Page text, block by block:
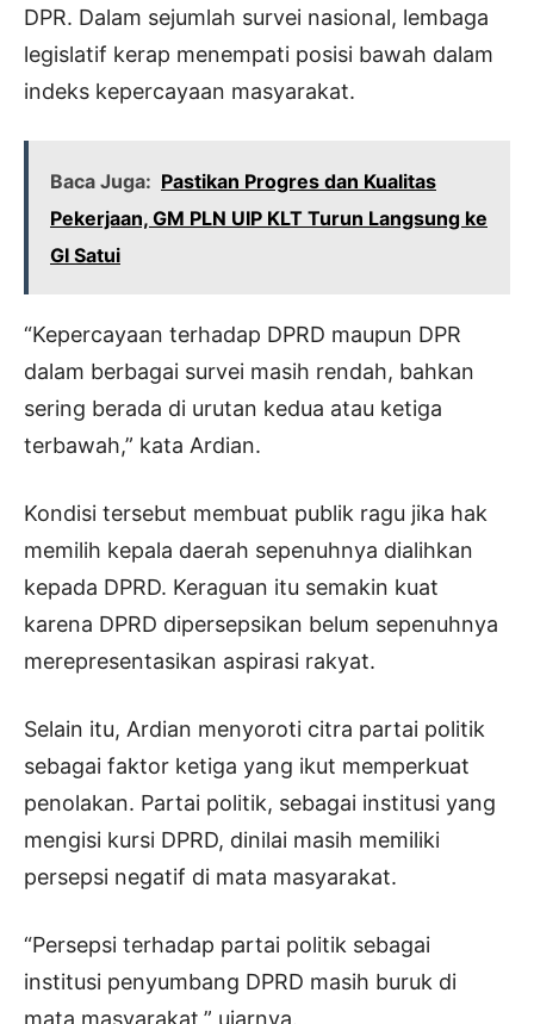
DPR. Dalam sejumlah survei nasional, lembaga
legislatif kerap menempati posisi bawah dalam
indeks kepercayaan masyarakat.
Baca Juga: Pastikan Progres dan Kualitas
Pekerjaan, GM PLN UIP KLT Turun Langsung ke
GI Satui
“Kepercayaan terhadap DPRD maupun DPR
dalam berbagai survei masih rendah, bahkan
sering berada di urutan kedua atau ketiga
terbawah,” kata Ardian.
Kondisi tersebut membuat publik ragu jika hak
memilih kepala daerah sepenuhnya dialihkan
kepada DPRD. Keraguan itu semakin kuat
karena DPRD dipersepsikan belum sepenuhnya
merepresentasikan aspirasi rakyat.
Selain itu, Ardian menyoroti citra partai politik
sebagai faktor ketiga yang ikut memperkuat
penolakan. Partai politik, sebagai institusi yang
mengisi kursi DPRD, dinilai masih memiliki
persepsi negatif di mata masyarakat.
“Persepsi terhadap partai politik sebagai
institusi penyumbang DPRD masih buruk di
mata masyarakat,” ujarnya.